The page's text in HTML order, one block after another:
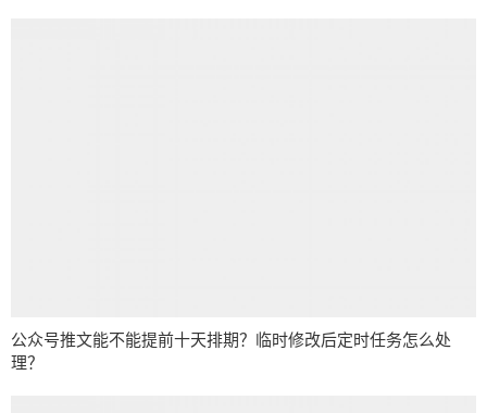
公众号推文能不能提前十天排期？临时修改后定时任务怎么处
理？